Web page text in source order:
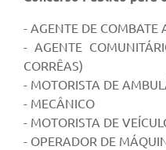
- AGENTE DE COMBATE
- AGENTE
CORRÊAS)
- MOTORISTA DE
- MECÂNICO
- MOTORISTA DE
- OPERADOR DE